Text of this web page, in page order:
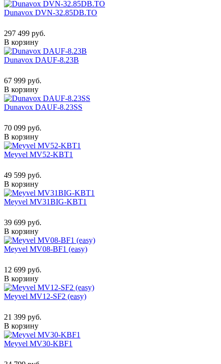
Dunavox DVN-32.85DB.TO
297 499 руб.
В корзину
Dunavox DAUF-8.23B
67 999 руб.
В корзину
Dunavox DAUF-8.23SS
70 099 руб.
В корзину
Meyvel MV52-KBT1
49 599 руб.
В корзину
Meyvel MV31BIG-KBT1
39 699 руб.
В корзину
Meyvel MV08-BF1 (easy)
12 699 руб.
В корзину
Meyvel MV12-SF2 (easy)
21 399 руб.
В корзину
Meyvel MV30-KBF1